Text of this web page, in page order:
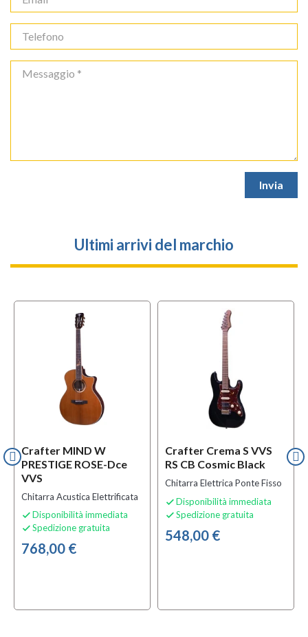
Ultimi arrivi del marchio
Crafter MIND W
PRESTIGE ROSE-Dce
VVS
Chitarra Acustica Elettrificata
 Disponibilità immediata
 Spedizione gratuita
768,00 €
Crafter Crema S VVS
RS CB Cosmic Black
Chitarra Elettrica Ponte Fisso
 Disponibilità immediata
 Spedizione gratuita
548,00 €